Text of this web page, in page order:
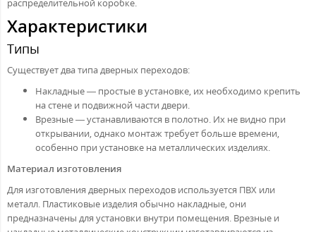
распределительной коробке.
Характеристики
Типы
Существует два типа дверных переходов:
Накладные — простые в установке, их необходимо крепить
на стене и подвижной части двери.
Врезные — устанавливаются в полотно. Их не видно при
открывании, однако монтаж требует больше времени,
особенно при установке на металлических изделиях.
Материал изготовления
Для изготовления дверных переходов используется ПВХ или
металл. Пластиковые изделия обычно накладные, они
предназначены для установки внутри помещения. Врезные и